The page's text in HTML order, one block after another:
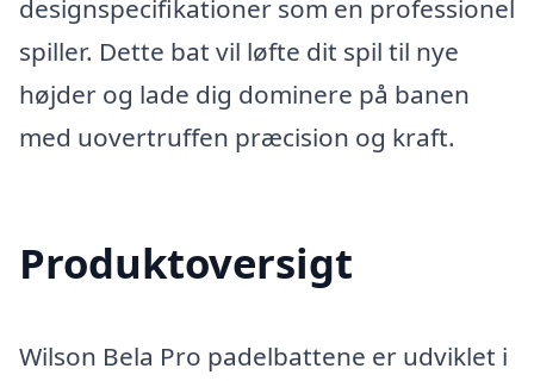
designspecifikationer som en professionel
spiller. Dette bat vil løfte dit spil til nye
højder og lade dig dominere på banen
med uovertruffen præcision og kraft.
Produktoversigt
Wilson Bela Pro padelbattene er udviklet i